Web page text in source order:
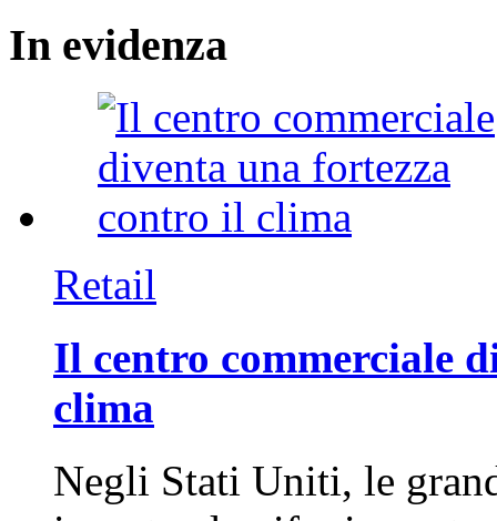
In evidenza
Retail
Il centro commerciale
clima
Negli Stati Uniti, le